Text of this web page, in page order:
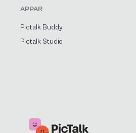
APPAR
Pictalk Buddy
Pictalk Studio